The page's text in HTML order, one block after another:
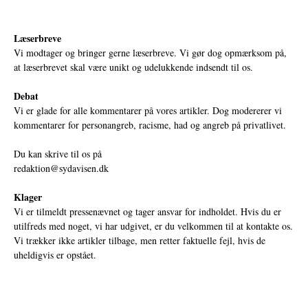
Læserbreve
Vi modtager og bringer gerne læserbreve. Vi gør dog opmærksom på,
at læserbrevet skal være unikt og udelukkende indsendt til os.
Debat
Vi er glade for alle kommentarer på vores artikler. Dog modererer vi
kommentarer for personangreb, racisme, had og angreb på privatlivet.
Du kan skrive til os på
redaktion@sydavisen.dk
Klager
Vi er tilmeldt pressenævnet og tager ansvar for indholdet. Hvis du er
utilfreds med noget, vi har udgivet, er du velkommen til at kontakte os.
Vi trækker ikke artikler tilbage, men retter faktuelle fejl, hvis de
uheldigvis er opstået.